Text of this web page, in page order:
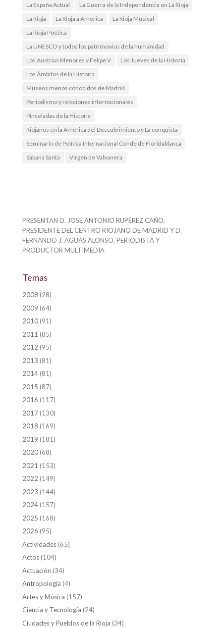
La España Actual
La Guerra de la Independencia en La Rioja
La Rioja
La Rioja a América
La Rioja Musical
La Rioja Poética
La UNESCO y todos los patrimonios de la humanidad
Los Austrias Menores y Felipe V
Los Jueves de la Historia
Los Ámbitos de la Historia
Museos menos conocidos de Madrid
Periodismo y relaciones internacionales
Pinceladas de la Historia
Riojanos en la América del Descubrimiento y La conquista
Seminario de Política Internacional Conde de Floridablanca
Sábana Santa
Virgen de Valvanera
PRESENTAN D. JOSÉ ANTONIO RUPÉREZ CAÑO,
PRESIDENTE DEL CENTRO RIOJANO DE MADRID Y D.
FERNANDO J. AGUAS ALONSO, PERIODISTA Y
PRODUCTOR MULTIMEDIA
Temas
2008 (28)
2009 (64)
2010(91)
2011 (85)
2012 (95)
2013 (81)
2014(81)
2015 (87)
2016 (117)
2017(130)
2018 (169)
2019 (181)
2020(68)
2021 (153)
2022 (149)
2023 (144)
2024(157)
2025 (168)
2026 (95)
Actividades(65)
Actos(104)
Actuación (34)
Antropología (4)
Artes y Música (157)
Ciencia y Tecnología (24)
Ciudades y Pueblos de la Rioja (34)